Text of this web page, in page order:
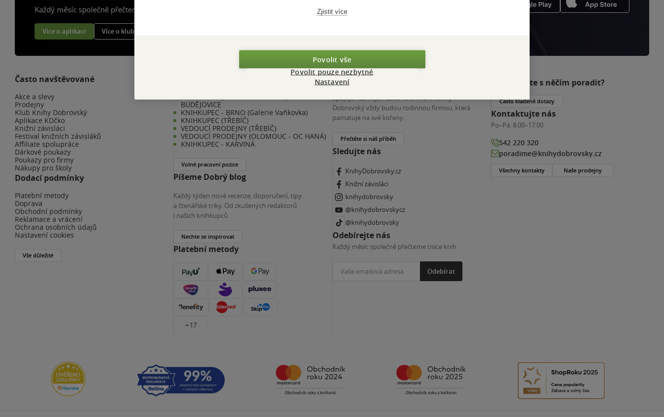
Každý měsíc společně přečteme tisíce knih
Více o aplikaci Více o klubu
Často navštěvované
Akce a slevy
Prodejny
Klub Knihy Dobrovský
Aplikace KDčko
Knižní závisláci
Festival knižních závisláků
Affiliate spolupráce
Dárkové poukazy
Poukazy pro firmy
Nákupy pro školy
Dodací podmínky
Platební metody
Doprava
Obchodní podmínky
Reklamace a vrácení
Ochrana osobních údajů
Nastavení cookies
Vše důležité
BUDĚJOVICE
KNIHKUPEC - BRNO (Galerie Vaňkovka)
KNIHKUPEC (TŘEBÍČ)
VEDOUCÍ PRODEJNY (TŘEBÍČ)
VEDOUCÍ PRODEJNY (OLOMOUC - OC HANÁ)
KNIHKUPEC - KARVINÁ
Volné pracovní pozice
Píšeme Dobrý blog
Každý týden nové recenze, doporučení, tipy
a čtenářské triky. Od zkušených redaktorů
i našich knihkupců.
Nechte se inspirovat
Platební metody
+ 17
Více o nás
Spojuje nás nejen láska ke knihám. Knihy
Dobrovský vždy budou rodinnou firmou, která
pamatuje na své kořeny.
Přečtěte si náš příběh
Sledujte nás
KnihyDobrovsky.cz
Knižní závisláci
knihydobrovsky
@knihydobrovskycz
@knihydobrovsky
Odebírejte nás
Každý měsíc společně přečteme tisíce knih
Odebírat
Potřebujete s něčím poradit?
Často kladené dotazy
Kontaktujte nás
Po–Pá: 8:00–17:00
542 220 320
poradime@knihydobrovsky.cz
Všechny kontakty Naše prodejny
Zjistit více
Povolit vše
Povolit pouze nezbytné
Nastavení